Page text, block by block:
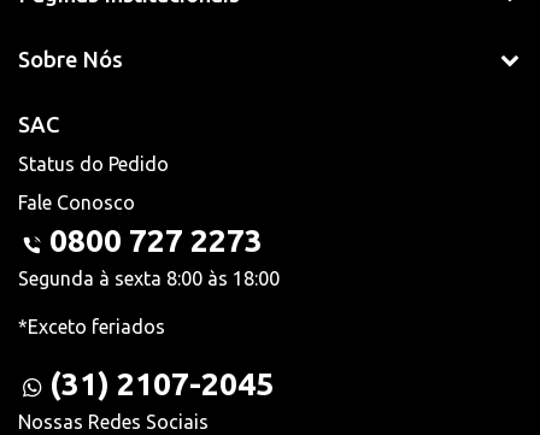
Sobre Nós
SAC
Status do Pedido
Fale Conosco
0800 727 2273
Segunda à sexta 8:00 às 18:00
*Exceto feriados
(31) 2107-2045
Nossas Redes Sociais